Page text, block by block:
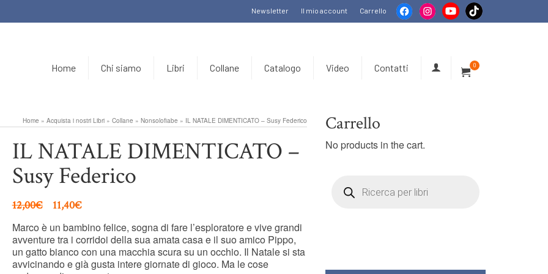
Newsletter Il mio account Carrello
Home Chi siamo Libri Collane Catalogo Video Contatti 0
Home » Acquista i nostri Libri » Collane » Nonsolofiabe » IL NATALE DIMENTICATO – Susy Federico
IL NATALE DIMENTICATO –
Susy Federico
12,00€ 11,40€
Marco è un bambino felice, sogna di fare l’esploratore e vive grandi
avventure tra i corridoi della sua amata casa e il suo amico Pippo,
un gatto bianco con una macchia scura su un occhio. Il Natale si sta
avvicinando e già gusta intere giornate di gioco. Ma le cose
Carrello
No products in the cart.
search